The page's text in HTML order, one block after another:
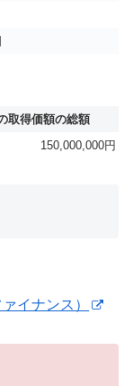
取得価額の総額
150,000,000円
イナンス）